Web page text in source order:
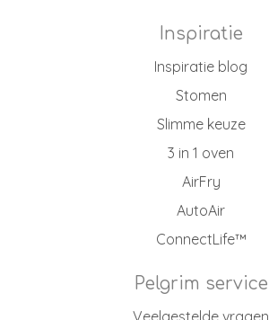
Inspiratie
Inspiratie blog
Stomen
Slimme keuze
3 in 1 oven
AirFry
AutoAir
ConnectLife™
Pelgrim service